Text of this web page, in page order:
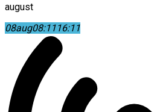
august
08aug08:1116:11